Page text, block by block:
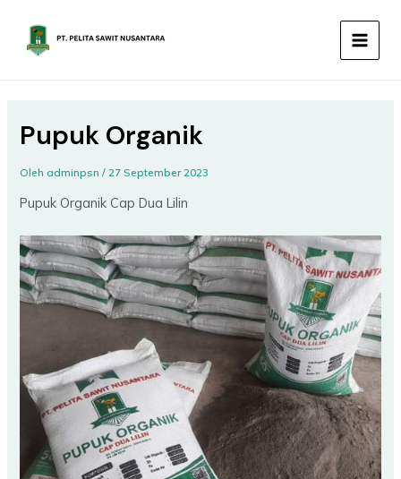
konten
MAIN
Pupuk Organik
Olehadminpsn/27 September 2023
Pupuk Organik Cap Dua Lilin